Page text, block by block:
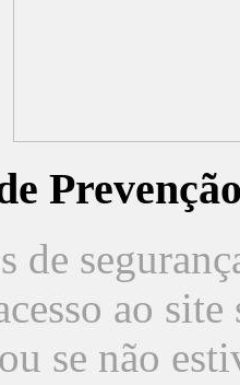
de
ao
ou se não